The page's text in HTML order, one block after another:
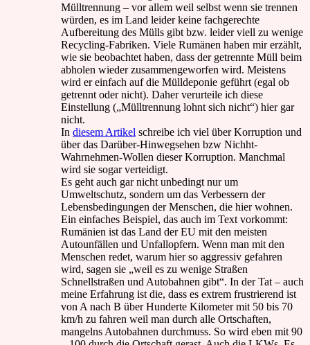
Mülltrennung – vor allem weil selbst wenn sie trennen
würden, es im Land leider keine fachgerechte
Aufbereitung des Mülls gibt bzw. leider viell zu wenige
Recycling-Fabriken. Viele Rumänen haben mir erzählt,
wie sie beobachtet haben, dass der getrennte Müll beim
abholen wieder zusammengeworfen wird. Meistens
wird er einfach auf die Mülldeponie geführt (egal ob
getrennt oder nicht). Daher verurteile ich diese
Einstellung („Mülltrennung lohnt sich nicht“) hier gar
nicht.
In diesem Artikel schreibe ich viel über Korruption und
über das Darüber-Hinwegsehen bzw Nichht-
Wahrnehmen-Wollen dieser Korruption. Manchmal
wird sie sogar verteidigt.
Es geht auch gar nicht unbedingt nur um
Umweltschutz, sondern um das Verbessern der
Lebensbedingungen der Menschen, die hier wohnen.
Ein einfaches Beispiel, das auch im Text vorkommt:
Rumänien ist das Land der EU mit den meisten
Autounfällen und Unfallopfern. Wenn man mit den
Menschen redet, warum hier so aggressiv gefahren
wird, sagen sie „weil es zu wenige Straßen
Schnellstraßen und Autobahnen gibt“. In der Tat – auch
meine Erfahrung ist die, dass es extrem frustrierend ist
von A nach B über Hunderte Kilometer mit 50 bis 70
km/h zu fahren weil man durch alle Ortschaften,
mangelns Autobahnen durchmuss. So wird eben mit 90